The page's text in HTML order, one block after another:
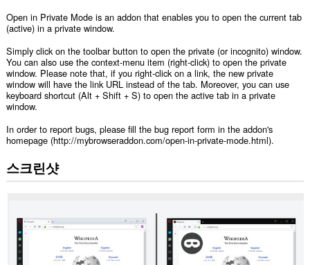
Open in Private Mode is an addon that enables you to open the current tab
(active) in a private window.
Simply click on the toolbar button to open the private (or incognito) window.
You can also use the context-menu item (right-click) to open the private
window. Please note that, if you right-click on a link, the new private
window will have the link URL instead of the tab. Moreover, you can use
keyboard shortcut (Alt + Shift + S) to open the active tab in a private
window.
In order to report bugs, please fill the bug report form in the addon's
homepage (http://mybrowseraddon.com/open-in-private-mode.html).
스크린샷